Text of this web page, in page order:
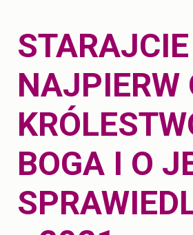
NAJPIERW
BOGA I O